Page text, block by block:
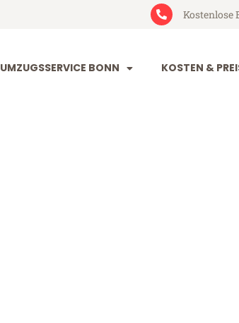
Kostenlose
UMZUGSSERVICE BONN KOSTEN &